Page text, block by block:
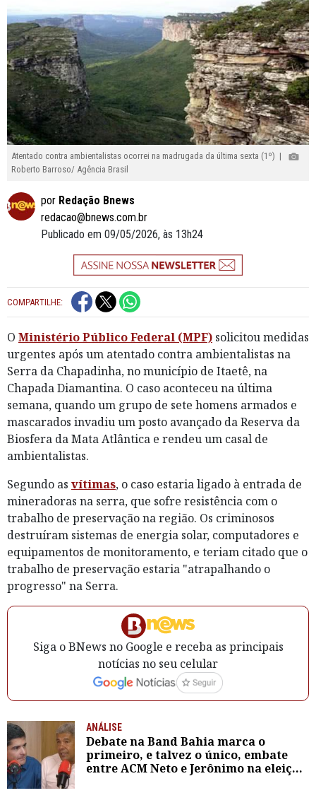
Atentado contra ambientalistas ocorrei na madrugada da última sexta (1º) |
Roberto Barroso/ Agência Brasil
por Redação Bnews
redacao@bnews.com.br
Publicado em 09/05/2026, às 13h24
COMPARTILHE:
O Ministério Público Federal (MPF) solicitou medidas
urgentes após um atentado contra ambientalistas na
Serra da Chapadinha, no município de Itaetê, na
Chapada Diamantina. O caso aconteceu na última
semana, quando um grupo de sete homens armados e
mascarados invadiu um posto avançado da Reserva da
Biosfera da Mata Atlântica e rendeu um casal de
ambientalistas.
Segundo as vítimas, o caso estaria ligado à entrada de
mineradoras na serra, que sofre resistência com o
trabalho de preservação na região. Os criminosos
destruíram sistemas de energia solar, computadores e
equipamentos de monitoramento, e teriam citado que o
trabalho de preservação estaria "atrapalhando o
progresso" na Serra.
Siga o BNews no Google e receba as principais
notícias no seu celular
ANÁLISE
Debate na Band Bahia marca o
primeiro, e talvez o único, embate
entre ACM Neto e Jerônimo na eleição